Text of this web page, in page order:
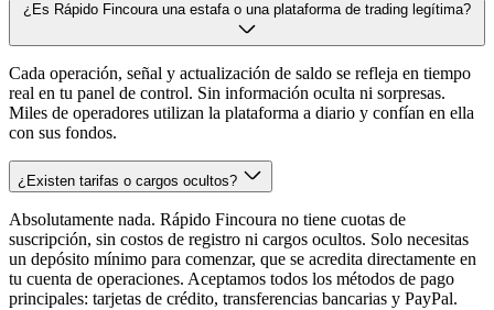
¿Es Rápido Fincoura una estafa o una plataforma de trading legítima?
Cada operación, señal y actualización de saldo se refleja en tiempo
real en tu panel de control. Sin información oculta ni sorpresas.
Miles de operadores utilizan la plataforma a diario y confían en ella
con sus fondos.
¿Existen tarifas o cargos ocultos?
Absolutamente nada. Rápido Fincoura no tiene cuotas de
suscripción, sin costos de registro ni cargos ocultos. Solo necesitas
un depósito mínimo para comenzar, que se acredita directamente en
tu cuenta de operaciones. Aceptamos todos los métodos de pago
principales: tarjetas de crédito, transferencias bancarias y PayPal.